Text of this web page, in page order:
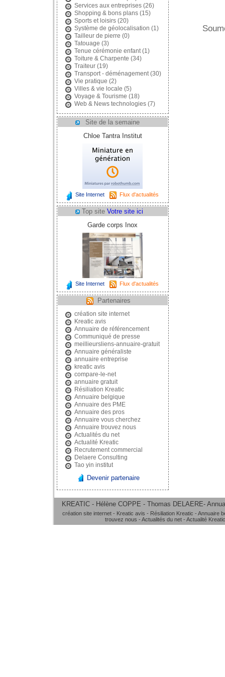
Services aux entreprises(26)
Shopping & bons plans(15)
Sports et loisirs(20)
Système de géolocalisation (1)
Tailleur de pierre (0)
Tatouage (3)
Tenue cérémonie enfant(1)
Toiture & Charpente (34)
Traiteur(19)
Transport - déménagement(30)
Vie pratique (2)
Villes & vie locale (5)
Voyage & Tourisme (18)
Web & News technologies(7)
Site de la semaine
Chloe Tantra Institut
Site Internet Flux d'actualités
Top site Votre site ici
Garde corps Inox
Site Internet Flux d'actualités
Partenaires
création site internet
Kreatic avis
Annuaire de référencement
Communiqué de presse
meillieursliens-annuaire-gratuit
Annuaire généraliste
annuaire entreprise
kreatic avis
compare-le-net
annuaire gratuit
Résiliation Kreatic
Annuaire belgique
Annuaire des PME
Annuaire des pros
Annuaire vous cherchez
Annuaire trouvez nous
Actualités du net
Actualité Kreatic
Recrutement commercial
Delaere Consulting
Tao yin institut
Devenir partenaire
KREATIC - Hélène COPPE - Thomas DELAERE-
création site internet- Kreatic avis - Résiliation Kreatic - Annuaire
trouvez nous - Actualités du net - Actualité Kreatic